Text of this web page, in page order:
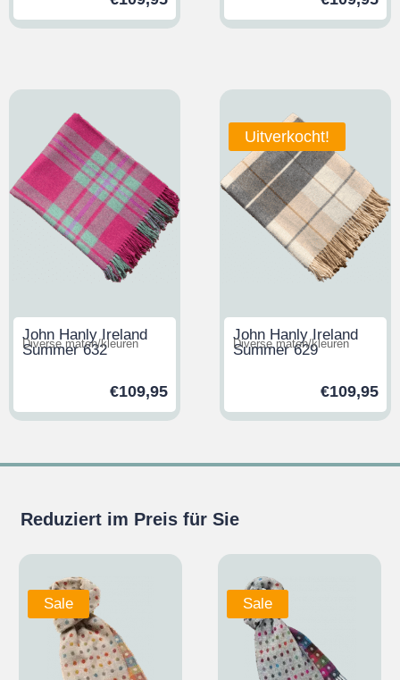
John Hanly Ireland
Summer 632
Diverse maten/kleuren
€109,95
Uitverkocht!
John Hanly Ireland
Summer 629
Diverse maten/kleuren
€109,95
Reduziert im Preis für Sie
Sale Sale